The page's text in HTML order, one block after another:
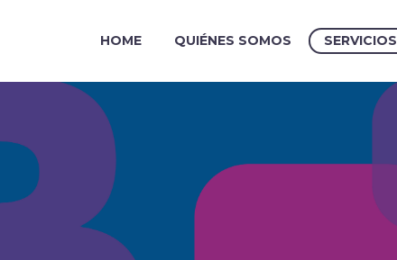
HOME QUIÉNES SOMOS SERVICIOS